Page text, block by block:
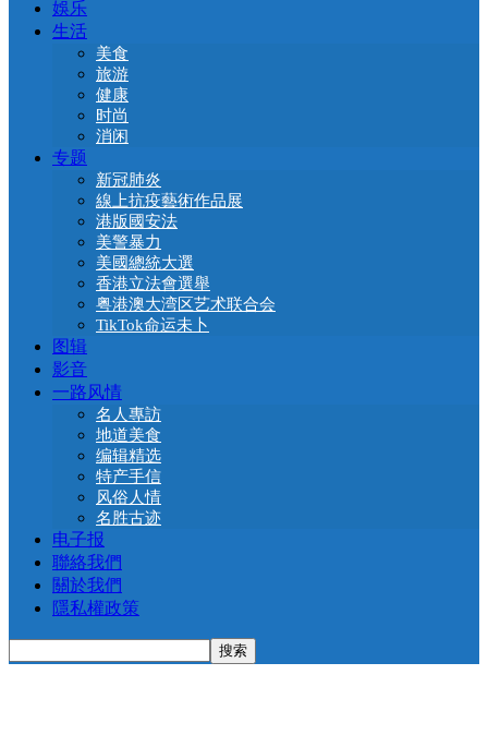
娛乐
生活
美食
旅游
健康
时尚
消闲
专题
新冠肺炎
線上抗疫藝術作品展
港版國安法
美警暴力
美國總統大選
香港立法會選舉
粤港澳大湾区艺术联合会
TikTok命运未卜
图辑
影音
一路风情
名人專訪
地道美食
编辑精选
特产手信
风俗人情
名胜古迹
电子报
聯絡我們
關於我們
隱私權政策